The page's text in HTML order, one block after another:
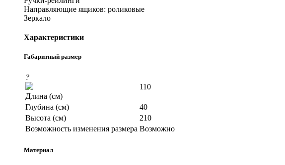
Направляющие ящиков: роликовые
Зеркало
Характеристики
Габаритный размер
?
Длина (см)
110
Глубина (см)
40
Высота (см)
210
Возможность изменения размера Возможно
Материал